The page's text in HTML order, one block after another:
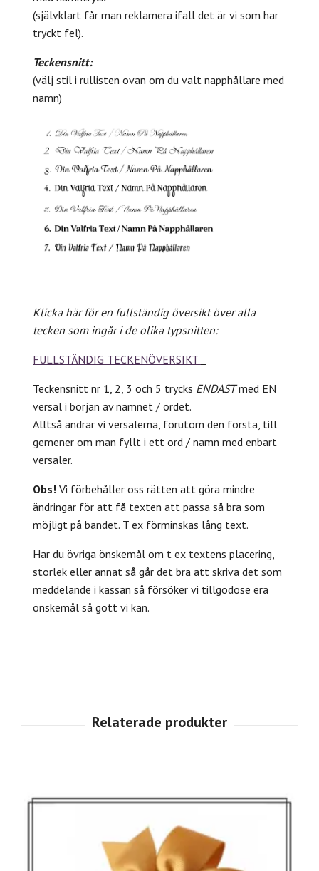
(självklart får man reklamera ifall det är vi som har
tryckt fel).
Teckensnitt:
(välj stil i rullisten ovan om du valt napphållare med
namn)
Klicka här för en fullständig översikt över alla
tecken som ingår i de olika typsnitten:
FULLSTÄNDIG TECKENÖVERSIKT
Teckensnitt nr 1, 2, 3 och 5 trycks ENDASTmed EN
versal i början av namnet / ordet.
Alltså ändrar vi versalerna, förutom den första, till
gemener om man fyllt i ett ord / namn med enbart
versaler.
Obs! Vi förbehåller oss rätten att göra mindre
ändringar för att få texten att passa så bra som
möjligt på bandet. T ex förminskas lång text.
Har du övriga önskemål om t ex textens placering,
storlek eller annat så går det bra att skriva det som
meddelande i kassan så försöker vi tillgodose era
önskemål så gott vi kan.